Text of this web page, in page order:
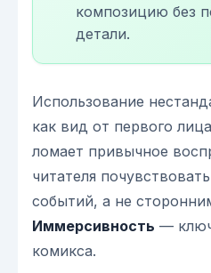
композицию без
детали.
Использование
как вид от первого
ломает привычное
читателя
событий, а не
Иммерсивность —
комикса.